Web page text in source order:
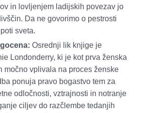
in lovljenjem ladijskih povezav jo
Da ne govorimo o pestrosti
sveta.
Osrednji lik knjige je
Londonderry, ki je kot prva ženska
močno vplivala na proces ženske
ponuja pravo bogastvo tem za
odločnosti, vztrajnosti in notranje
ciljev do razčlembe tedanjih